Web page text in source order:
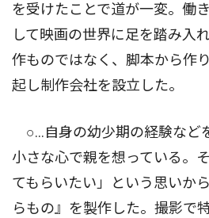
を受けたことで道が一変。働
して映画の世界に足を踏み入
作ものではなく、脚本から作
起し制作会社を設立した。
○…自身の幼少期の経験など
小さな心で親を想っている。
てもらいたい」という思いか
らもの』を製作した。撮影で